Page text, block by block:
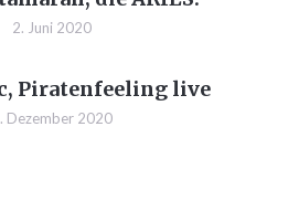
2. Juni 2020
Piratenfeeling live
Dezember 2020